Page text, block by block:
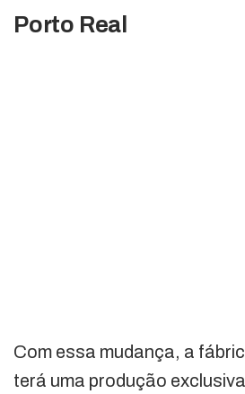
Porto Real
Com essa mudança, a
terá uma produção